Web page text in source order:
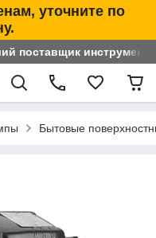
уточните по
поставщик
Бытовые